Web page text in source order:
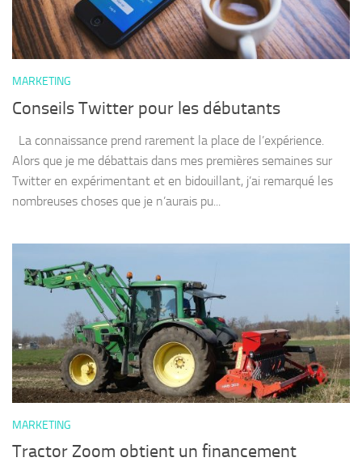
MARKETING
Conseils Twitter pour les débutants
La connaissance prend rarement la place de l’expérience.
Alors que je me débattais dans mes premières semaines sur
Twitter en expérimentant et en bidouillant, j’ai remarqué les
nombreuses choses que je n’aurais pu...
MARKETING
Tractor Zoom obtient un financement